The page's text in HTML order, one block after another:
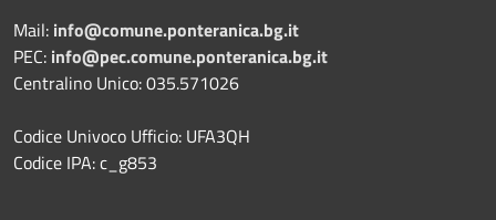
Mail: info@comune.ponteranica.bg.it
PEC: info@pec.comune.ponteranica.bg.it
Centralino Unico: 035.571026
Codice Univoco Ufficio: UFA3QH
Codice IPA: c_g853